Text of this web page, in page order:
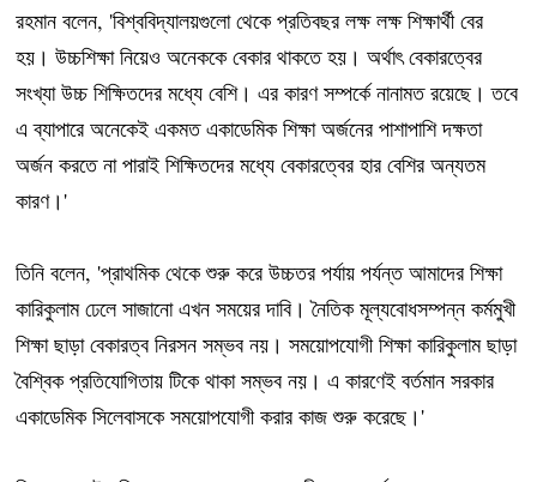
রহমান বলেন, 'বিশ্ববিদ্যালয়গুলো থেকে প্রতিবছর লক্ষ লক্ষ শিক্ষার্থী বের
হয়। উচ্চশিক্ষা নিয়েও অনেককে বেকার থাকতে হয়। অর্থাৎ বেকারত্বের
সংখ্যা উচ্চ শিক্ষিতদের মধ্যে বেশি। এর কারণ সম্পর্কে নানামত রয়েছে। তবে
এ ব্যাপারে অনেকেই একমত একাডেমিক শিক্ষা অর্জনের পাশাপাশি দক্ষতা
অর্জন করতে না পারাই শিক্ষিতদের মধ্যে বেকারত্বের হার বেশির অন্যতম
কারণ।'
তিনি বলেন, 'প্রাথমিক থেকে শুরু করে উচ্চতর পর্যায় পর্যন্ত আমাদের শিক্ষা
কারিকুলাম ঢেলে সাজানো এখন সময়ের দাবি। নৈতিক মূল্যবোধসম্পন্ন কর্মমুখী
শিক্ষা ছাড়া বেকারত্ব নিরসন সম্ভব নয়। সময়োপযোগী শিক্ষা কারিকুলাম ছাড়া
বৈশ্বিক প্রতিযোগিতায় টিকে থাকা সম্ভব নয়। এ কারণেই বর্তমান সরকার
একাডেমিক সিলেবাসকে সময়োপযোগী করার কাজ শুরু করেছে।'